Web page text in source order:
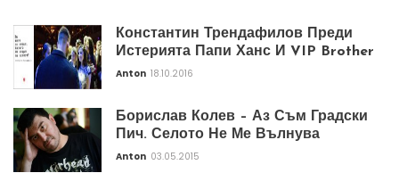
Константин Трендафилов Преди
Истерията Папи Ханс И VIP Brother
Anton 18.10.2016
Борислав Колев – Аз Съм Градски
Пич. Селото Не Ме Вълнува
Anton 03.05.2015